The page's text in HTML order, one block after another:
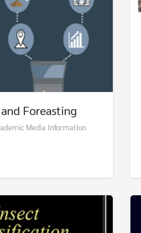
Search
Foreasting
Media Information